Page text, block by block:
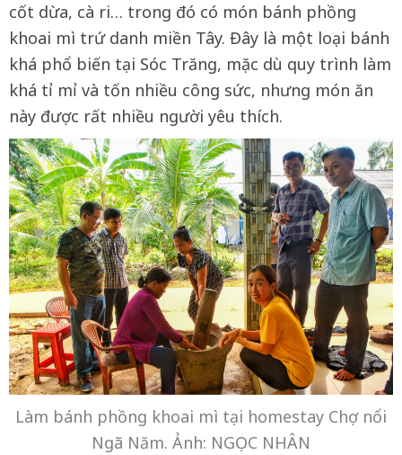
cốt dừa, cà ri… trong đó có món bánh phồng
khoai mì trứ danh miền Tây. Đây là một loại bánh
khá phổ biến tại Sóc Trăng, mặc dù quy trình làm
khá tỉ mỉ và tốn nhiều công sức, nhưng món ăn
này được rất nhiều người yêu thích.
Làm bánh phồng khoai mì tại homestay Chợ nổi
Ngã Năm. Ảnh: NGỌC NHÂN